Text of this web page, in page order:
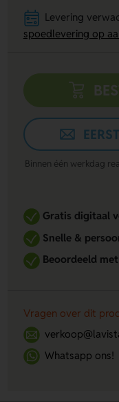
Levering
spoedlevering op
Binnen één werkdag
Gratis digitaal
Snelle &
Beoordeeld
Vragen over dit
Whatsapp ons!